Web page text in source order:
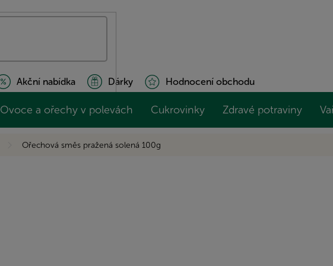
Akční nabídka Dárky Hodnocení obchodu
Ovoce a ořechy v polevách Cukrovinky Zdravé potraviny
Ořechová směs pražená solená 100g